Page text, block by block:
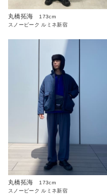
丸橋拓海
173cm
スノーピーク ルミネ新宿
丸橋拓海
173cm
スノーピーク ルミネ新宿